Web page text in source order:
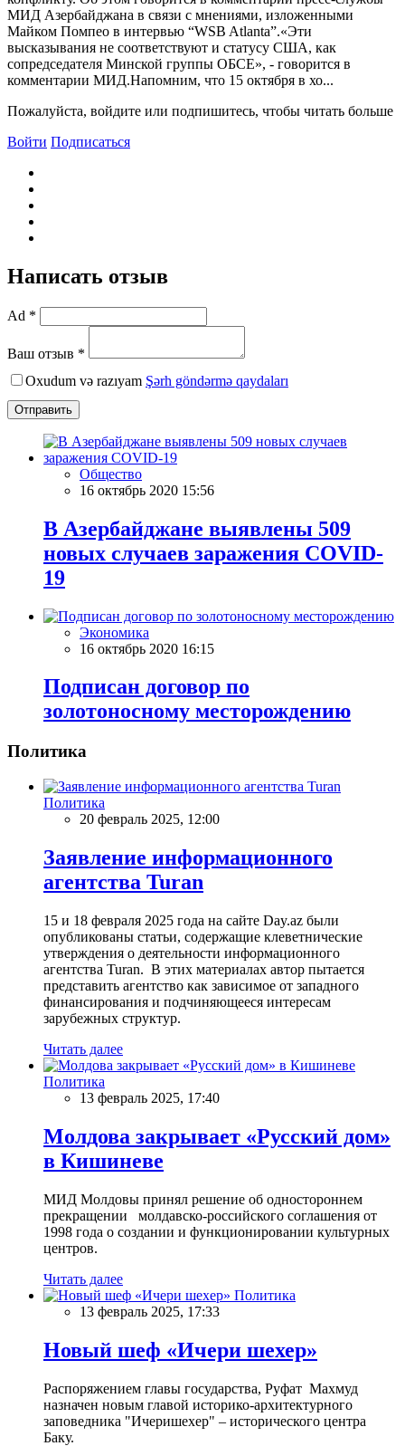
МИД Азербайджана в связи с мнениями, изложенными
Майком Помпео в интервью “WSB Atlanta”.«Эти
высказывания не соответствуют и статусу США, как
сопредседателя Минской группы ОБСЕ», - говорится в
комментарии МИД.Напомним, что 15 октября в хо...
Пожалуйста, войдите или подпишитесь, чтобы читать больше
Войти Подписаться
Написать отзыв
Ad *
Ваш отзыв *
Oxudum və razıyam Şərh göndərmə qaydaları
Отправить
Общество
16 октябрь 2020 15:56
В Азербайджане выявлены 509
новых случаев заражения COVID-
19
Экономика
16 октябрь 2020 16:15
Подписан договор по
золотоносному месторождению
Политика
Политика
20 февраль 2025, 12:00
Заявление информационного
агентства Turan
15 и 18 февраля 2025 года на сайте Day.az были
опубликованы статьи, содержащие клеветнические
утверждения о деятельности информационного
агентства Turan. В этих материалах автор пытается
представить агентство как зависимое от западного
финансирования и подчиняющееся интересам
зарубежных структур.
Читать далее
Политика
13 февраль 2025, 17:40
Молдова закрывает «Русский дом»
в Кишиневе
МИД Молдовы принял решение об одностороннем
прекращении молдавско-российского соглашения от
1998 года о создании и функционировании культурных
центров.
Читать далее
Политика
13 февраль 2025, 17:33
Новый шеф «Ичери шехер»
Распоряжением главы государства, Руфат Махмуд
назначен новым главой историко-архитектурного
заповедника "Ичеришехер" – исторического центра
Баку.